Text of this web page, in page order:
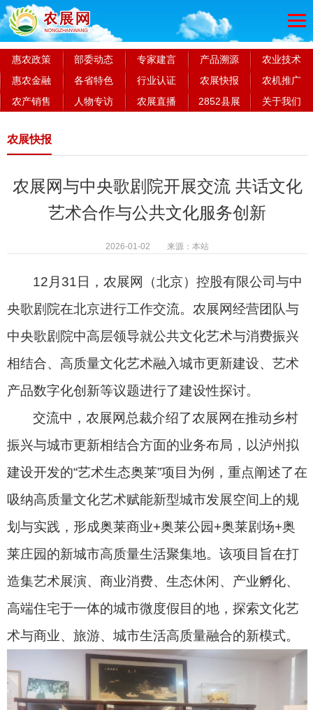
惠农政策 部委动态 专家建言 产品溯源
农业技术
惠农金融
各省特色 行业认证 农展快报
农机推广
农产销售
人物专访 农展直播 2852县展 关于我们
农展快报
农展网与中央歌剧院开展交流 共话文化
艺术合作与公共文化服务创新
2026-01-02 来源：本站
12 月31日，农展网（北京）控股有限公司与中
央歌剧院在北京进行工作交流。农展网经营团队与
中央歌剧院中高层领导就公共文化艺术与消费振兴
相结合、高质量文化艺术融入城市更新建设、艺术
产品数字化创新等议题进行了建设性探讨。
交流中，农展网总裁介绍了农展网在推动乡村
振兴与城市更新相结合方面的业务布局，以泸州拟
建设开发的“艺术生态奥莱”项目为例，重点阐述了在
吸纳高质量文化艺术赋能新型城市发展空间上的规
划与实践，形成奥莱商业+奥莱公园+奥莱剧场+奥
莱庄园的新城市高质量生活聚集地。该项目旨在打
造集艺术展演、商业消费、生态休闲、产业孵化、
高端住宅于一体的城市微度假目的地，探索文化艺
术与商业、旅游、城市生活高质量融合的新模式。